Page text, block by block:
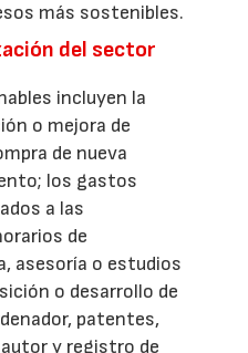
más sostenibles.
del sector
incluyen la
o mejora de
de nueva
los gastos
a las
de
asesoría o estudios
o desarrollo de
patentes,
y registro de